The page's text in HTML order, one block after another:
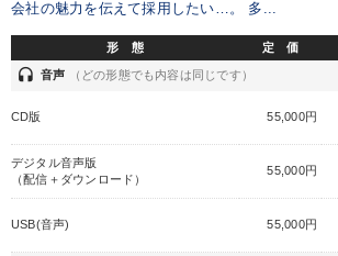
会社の魅力を伝えて採用したい…。 多...
形 態 定 価
headset 音声 （どの形態でも内容は同じです）
CD版 55,000円
デジタル音声版
（配信＋ダウンロード）
55,000円
USB(音声) 55,000円